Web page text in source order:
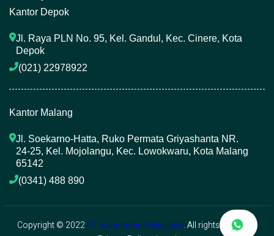
Kantor Depok
Jl. Raya PLN No. 95, Kel. Gandul, Kec. Cinere, Kota
Depok
(021) 22978922
Kantor Malang
Jl. Soekarno-Hatta, Ruko Permata Griyashanta NR.
24-25, Kel. Mojolangu, Kec. Lowokwaru, Kota Malang
65142
(0341) 488 890
Copyright © 2022PT. Karyatama Solusindo. All rights reserved.